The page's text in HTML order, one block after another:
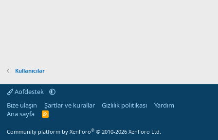
Kullanıcılar
Aofdestek
Bize ulaşın
Şartlar ve kurallar Gizlilik politikası
Yardım
Ana sayfa
R
Community platform by XenForo® © 2010-2026 XenForo Ltd.